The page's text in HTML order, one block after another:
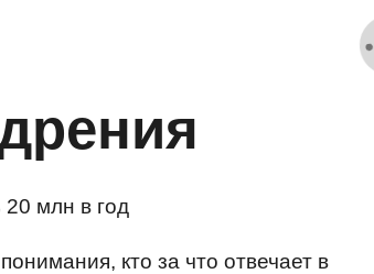
млн в год
кто за что отвечает в